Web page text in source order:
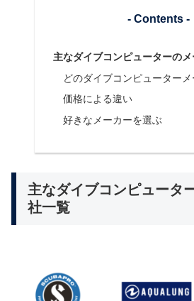
- Contents -
主なダイブコンピューターの
どのダイブコンピューター
価格による違い
好きなメーカーを選ぶ
主なダイブコンピュータ
社一覧